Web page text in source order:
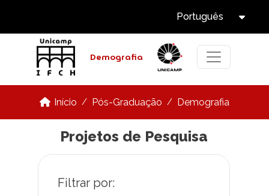
Select
Português
Demografia
Início Pós-Graduação Demografia
Projetos de Pesquisa